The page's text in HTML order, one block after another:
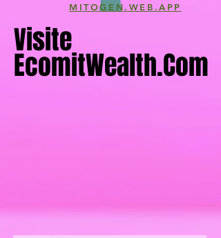
MITOGEN.WEB.APP
Visite
EcomitWealth.com
Visite
EcomitWealth.com